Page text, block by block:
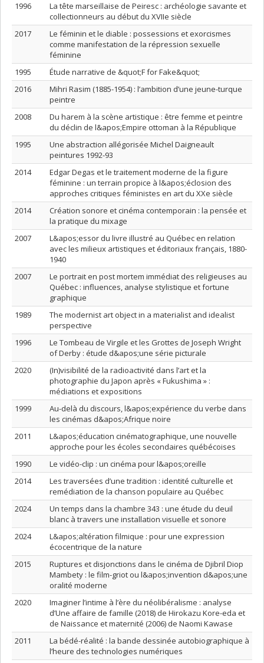
1996
La tête marseillaise de Peiresc : archéologie savante et
collectionneurs au début du XVIIe siècle
2017
Le féminin et le diable : possessions et exorcismes
comme manifestation de la répression sexuelle
féminine
1995
Étude narrative de &quot;F for Fake&quot;
2016
Mihri Rasim (1885-1954) : l’ambition d’une jeune-turque
peintre
2008
Du harem à la scène artistique : être femme et peintre
du déclin de l&apos;Empire ottoman à la République
1995
Une abstraction allégorisée Michel Daigneault
peintures 1992-93
2014
Edgar Degas et le traitement moderne de la figure
féminine : un terrain propice à l&apos;éclosion des
approches critiques féministes en art du XXe siècle
2014
Création sonore et cinéma contemporain : la pensée et
la pratique du mixage
2007
L&apos;essor du livre illustré au Québec en relation
avec les milieux artistiques et éditoriaux français, 1880-
1940
2007
Le portrait en post mortem immédiat des religieuses au
Québec : influences, analyse stylistique et fortune
graphique
1989
The modernist art object in a materialist and idealist
perspective
1996
Le Tombeau de Virgile et les Grottes de Joseph Wright
of Derby : étude d&apos;une série picturale
2020
(In)visibilité de la radioactivité dans l’art et la
photographie du Japon après « Fukushima » :
médiations et expositions
1999
Au-delà du discours, l&apos;expérience du verbe dans
les cinémas d&apos;Afrique noire
2011
L&apos;éducation cinématographique, une nouvelle
approche pour les écoles secondaires québécoises
1990
Le vidéo-clip : un cinéma pour l&apos;oreille
2014
Les traversées d’une tradition : identité culturelle et
remédiation de la chanson populaire au Québec
2024
Un temps dans la chambre 343 : une étude du deuil
blanc à travers une installation visuelle et sonore
2024
L&apos;altération filmique : pour une expression
écocentrique de la nature
2015
Ruptures et disjonctions dans le cinéma de Djibril Diop
Mambety : le film-griot ou l&apos;invention d&apos;une
oralité moderne
2020
Imaginer l’intime à l’ère du néolibéralisme : analyse
d’Une affaire de famille (2018) de Hirokazu Kore-eda et
de Naissance et maternité (2006) de Naomi Kawase
2011
La bédé-réalité : la bande dessinée autobiographique à
l’heure des technologies numériques